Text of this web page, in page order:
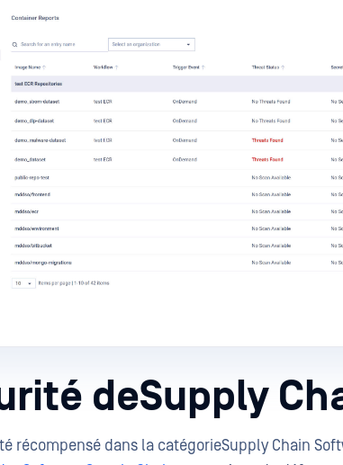
deSupply
récompensé dans la catégorieSupply Chain